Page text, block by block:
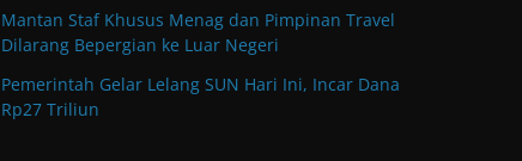
Mantan Staf Khusus Menag dan Pimpinan Travel
Dilarang Bepergian ke Luar Negeri
Pemerintah Gelar Lelang SUN Hari Ini, Incar Dana
Rp27 Triliun